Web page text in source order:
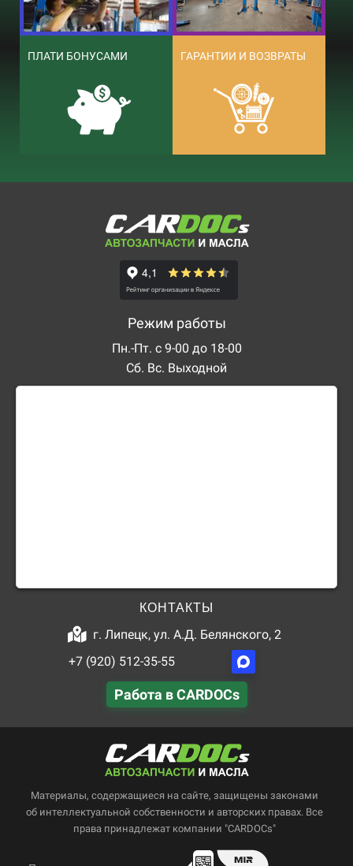
ПЛАТИ БОНУСАМИ ГАРАНТИИ И ВОЗВРАТЫ
Режим работы
Пн.-Пт. с 9-00 до 18-00
Сб. Вс. Выходной
КОНТАКТЫ
г. Липецк, ул. А.Д. Белянского, 2
+7 (920) 512-35-55
Работа в CARDOCs
Материалы, содержащиеся на сайте, защищены законами
об интеллектуальной собственности и авторских правах. Все
права принадлежат компании "CARDOCs"